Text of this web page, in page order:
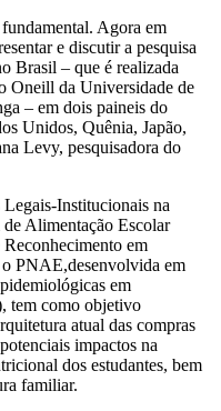
Agora em
e discutir a pesquisa
Brasil – que é realizada
Oneill da Universidade de
– em dois paineis do
Unidos, Quênia, Japão,
Levy, pesquisadora do
Institucionais na
Alimentação Escolar
em
PNAE,desenvolvida em
em
tem como objetivo
atual das compras
impactos na
dos estudantes, bem
familiar.